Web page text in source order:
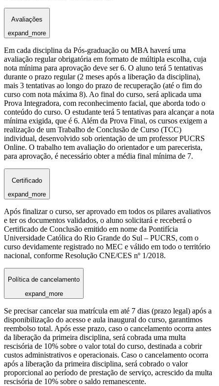
Avaliações
expand_more
Em cada disciplina da Pós-graduação ou MBA haverá uma
avaliação regular obrigatória em formato de múltipla escolha, cuja
nota mínima para aprovação deve ser 6. O aluno terá 5 tentativas
durante o prazo regular (2 meses após a liberação da disciplina),
mais 3 tentativas ao longo do prazo de recuperação (até o fim do
curso com nota máxima 8). Ao final do curso, será aplicada uma
Prova Integradora, com reconhecimento facial, que aborda todo o
conteúdo do curso. O estudante terá 5 tentativas para alcançar a nota
mínima exigida, que é 6. Além da Prova Final, os cursos exigem a
realização de um Trabalho de Conclusão de Curso (TCC)
individual, desenvolvido sob orientação de um professor PUCRS
Online. O trabalho tem avaliação do orientador e um parecerista,
para aprovação, é necessário obter a média final mínima de 7.
Certificado
expand_more
Após finalizar o curso, ser aprovado em todos os pilares avaliativos
e ter os documentos validados, o aluno solicitará e receberá o
Certificado de Conclusão emitido em nome da Pontifícia
Universidade Católica do Rio Grande do Sul – PUCRS, com o
curso devidamente registrado no MEC e válido em todo o território
nacional, conforme Resolução CNE/CES nº 1/2018.
Política de cancelamento
expand_more
Se precisar cancelar sua matrícula em até 7 dias (prazo legal) após a
disponibilização do acesso e aula inaugural do curso, garantimos
reembolso total. Após esse prazo, caso o cancelamento ocorra antes
da liberação da primeira disciplina, será cobrada uma multa
rescisória de 10% sobre o valor total do curso, destinada a cobrir
custos administrativos e operacionais. Caso o cancelamento ocorra
após a liberação da primeira disciplina, será cobrado o valor
proporcional ao período de prestação de serviço, acrescido da multa
rescisória de 10% sobre o saldo remanescente.